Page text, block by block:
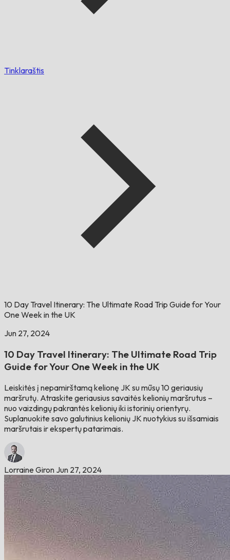
Tinklaraštis
10 Day Travel Itinerary: The Ultimate Road Trip Guide for Your
One Week in the UK
Jun 27, 2024
10 Day Travel Itinerary: The Ultimate Road Trip
Guide for Your One Week in the UK
Leiskitės į nepamirštamą kelionę JK su mūsų 10 geriausių
maršrutų. Atraskite geriausius savaitės kelionių maršrutus –
nuo ​​vaizdingų pakrantės kelionių iki istorinių orientyrų.
Suplanuokite savo galutinius kelionių JK nuotykius su išsamiais
maršrutais ir ekspertų patarimais.
Lorraine Giron Jun 27, 2024